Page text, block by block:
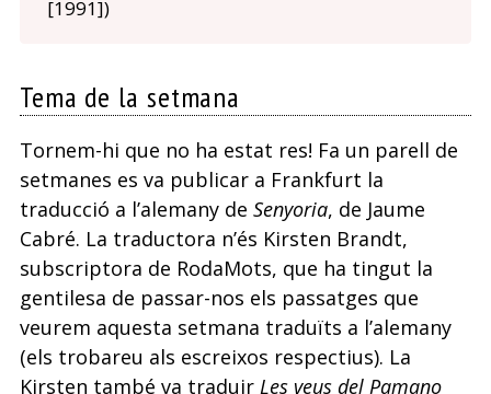
[1991])
Tema de la setmana
Tornem-hi que no ha estat res! Fa un parell de
setmanes es va publicar a Frankfurt la
traducció a l’alemany de Senyoria, de Jaume
Cabré. La traductora n’és Kirsten Brandt,
subscriptora de RodaMots, que ha tingut la
gentilesa de passar-nos els passatges que
veurem aquesta setmana traduïts a l’alemany
(els trobareu als escreixos respectius). La
Kirsten també va traduir Les veus del Pamano